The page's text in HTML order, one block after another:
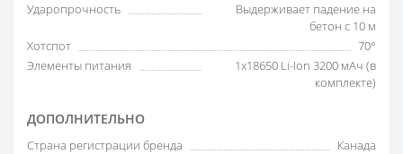
Ударопрочность
Выдерживает падение на
бетон с 10 м
Хотспот
70°
Элементы питания
1x18650 Li-Ion 3200 мАч (в
комплекте)
ДОПОЛНИТЕЛЬНО
Страна регистрации бренда
Канада